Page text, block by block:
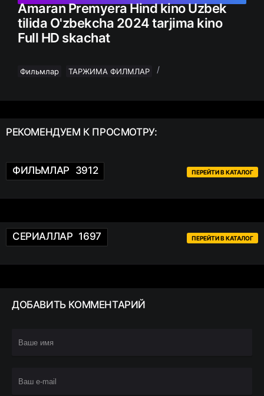
Amaran Premyera Hind kino Uzbek
tilida O'zbekcha 2024 tarjima kino
Full HD skachat
Фильмлар /
ТАРЖИМА ФИЛМЛАР
РЕКОМЕНДУЕМ К ПРОСМОТРУ:
ФИЛЬМЛАР 3912 ПЕРЕЙТИ В КАТАЛОГ
СЕРИАЛЛАР 1697 ПЕРЕЙТИ В КАТАЛОГ
ДОБАВИТЬКОММЕНТАРИЙ